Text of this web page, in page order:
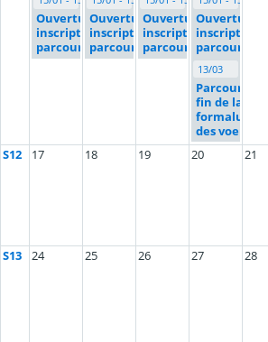
Ouverture
inscription
parcoursup
Ouverture
inscription
parcoursup
Ouverture
inscription
parcoursup
Ouverture
inscription
parcoursup
13/03
Parcoursup :
fin de la
formaluation
des voeux
S12 17 18 19 20 21
S13 24 25 26 27 28